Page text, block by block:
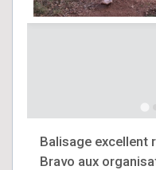
Balisage excellent
Bravo aux